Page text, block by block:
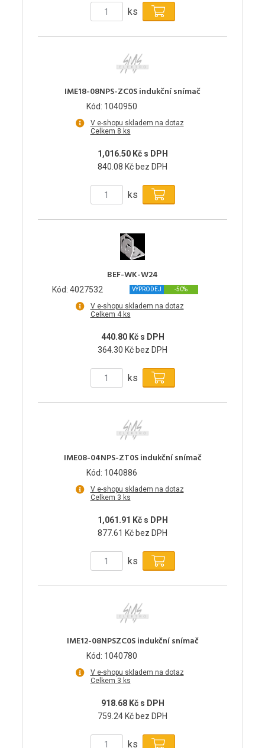
ks
IME18-08NPS-ZC0S indukční snímač
Kód: 1040950
V e-shopu skladem na dotaz
Celkem 8 ks
1,016.50 Kč s DPH
840.08 Kč bez DPH
ks
BEF-WK-W24
Kód: 4027532 VÝPRODEJ -50%
V e-shopu skladem na dotaz
Celkem 4 ks
440.80 Kč s DPH
364.30 Kč bez DPH
ks
IME08-04NPS-ZT0S indukční snímač
Kód: 1040886
V e-shopu skladem na dotaz
Celkem 3 ks
1,061.91 Kč s DPH
877.61 Kč bez DPH
ks
IME12-08NPSZC0S indukční snímač
Kód: 1040780
V e-shopu skladem na dotaz
Celkem 3 ks
918.68 Kč s DPH
759.24 Kč bez DPH
ks